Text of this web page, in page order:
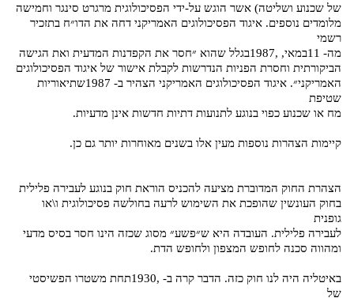
של שכנוע ושליטה) אשר הוגש על-ידי הפסיכולוגית מרגרט סינגר וחמישה
מלומדים נוספים. איגוד הפסיכולוגים האמריקני דחה את הדו״ח בתזכיר
רשמי
מה- 11במאי, ,1987בגלל שהוא ״חסר את הקפדנות המדעית ואת הגישה
הביקורתית וחסרת הפניות הנדרשות לקבלת אישור של איגוד הפסיכולוגים
האמריקני״. איגוד הפסיכולוגים האמריקני הצהיר ב- 1987שתיאוריות
שטיפת
מח או שכנוע כפוי בנוגע לתנועות דתיות חדשות אינן מדעיות.
קיימות הצהרות נוספות מעין אלו בשנים מאוחרות יותר גם כן.
הצהרת החוק המדוברת מציעה להכניס הוראת חוק בנוגע לעבירה פלילית
בחוק העונשין שהופכת את השימוש לרעה בחולשה פסיכולוגית ו\או
גופנית
לעבירה פלילית. העובדה היא ש״פשע״ מסוג שכזה הינו חסר בסיס מדעי
ומהווה סכנה לחופש המצפון ולחופש הדת.
באיטליה היה לנו חוק כזה. הדבר קרה ב- ,1930תחת משטרו הפשיסטי
של